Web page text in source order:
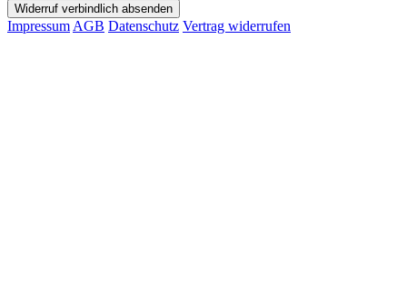
Widerruf verbindlich absenden
Impressum AGB Datenschutz Vertrag widerrufen